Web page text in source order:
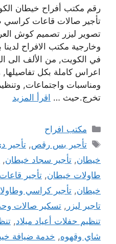
رقم مكتب أفراح خيطان
تأجير صالات قاعات
تصوير ليزر تصميم كوش
وخارجية مكتب الافراح لدينا
في الكويت, من الألف الى
اعراس كاملة بكل
ومناسبات واجتماعات,
تخرج.حيث … اقرأ المزيد
التصنيفات
مكتب افراح
الوسوم
تأجير بس رقص,تأجير
خيطان, تأجير سجاد خيطان,
طاولات خيطان, تأجير
خيطان, تأجير كراسي
تاجير ليزر , تسكير صالات
تنظيم حفلات أعياد ميلاد,
شاي وقهوه, خدمة ضيافة